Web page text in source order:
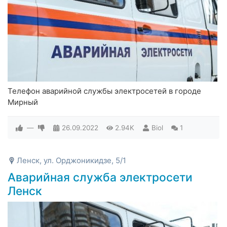
Телефон аварийной службы электросетей в городе
Мирный
— 26.09.2022 2.94K Biol 1
Ленск, ул. Орджоникидзе, 5/1
Аварийная служба электросети
Ленск